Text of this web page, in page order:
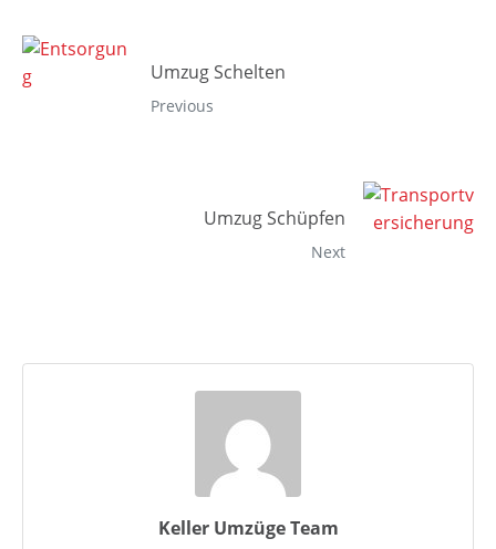
Umzug Schelten
Previous
Umzug Schüpfen
Next
Keller Umzüge Team